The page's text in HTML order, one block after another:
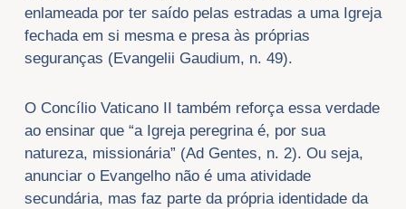
enlameada por ter saído pelas estradas a uma Igreja
fechada em si mesma e presa às próprias
seguranças (Evangelii Gaudium, n. 49).
O Concílio Vaticano II também reforça essa verdade
ao ensinar que “a Igreja peregrina é, por sua
natureza, missionária” (Ad Gentes, n. 2). Ou seja,
anunciar o Evangelho não é uma atividade
secundária, mas faz parte da própria identidade da